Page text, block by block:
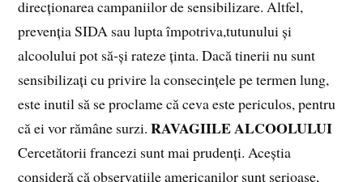
direcționarea campaniilor de sensibilizare. Altfel,
prevenția SIDA sau lupta împotriva,tutunului și
alcoolului pot să‑și rateze ținta. Dacă tinerii nu sunt
sensibilizați cu privire la consecințele pe termen lung,
este inutil să se proclame că ceva este periculos, pentru
că ei vor rămâne surzi.RAVAGIILE ALCOOLULUI
Cercetătorii francezi sunt mai prudenți. Aceștia
consideră că observațiile americanilor sunt serioase,